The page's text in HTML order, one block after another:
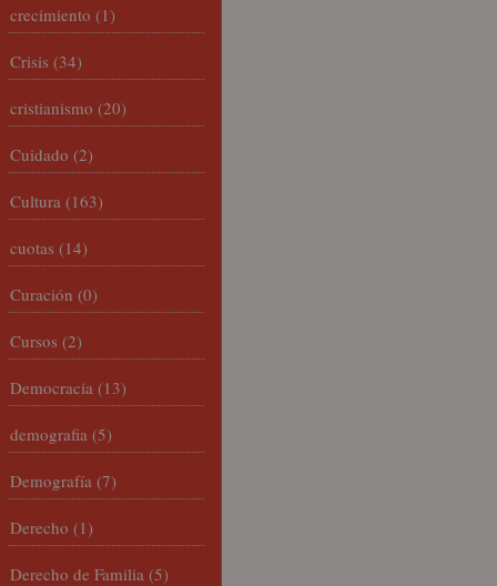
crecimiento (1)
Crisis (34)
cristianismo (20)
Cuidado (2)
Cultura (163)
cuotas (14)
Curación (0)
Cursos (2)
Democracia (13)
demografia (5)
Demografía (7)
Derecho (1)
Derecho de Familia (5)